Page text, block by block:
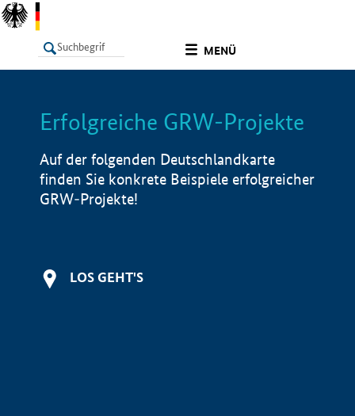
MENÜ
LISTE Info
Erfolgreiche GRW-Projekte
Auf der folgenden Deutschlandkarte
finden Sie konkrete Beispiele erfolgreicher
GRW-Projekte!
LOS GEHT'S